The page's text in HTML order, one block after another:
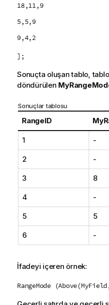
18,11,9
5,5,9
9,4,2
];
Sonuçta oluşan tablo,
döndürülen
Sonuçlar tablosu
RangeID
1 -
2 -
3 8
4 -
5 5
6 -
İfadeyi içeren örnek:
RangeMode